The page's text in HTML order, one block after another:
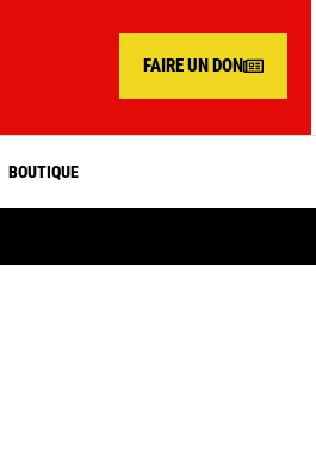
FAIRE UN DON
BOUTIQUE
SENEGAL :